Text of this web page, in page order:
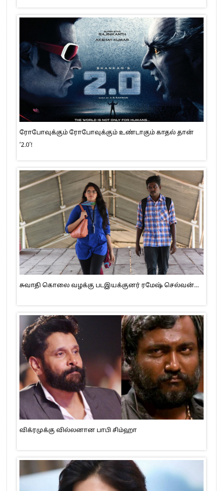
ரோபோவுக்கும் ரோபோவுக்கும் உண்டாகும் காதல் தான்
‘2.0’!
சுவாதி கொலை வழக்கு படஇயக்குனர் ரமேஷ் செல்வன்…
விக்ரமுக்கு வில்லனான பாபி சிம்ஹா